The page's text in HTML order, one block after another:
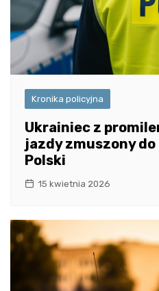
Kronika policyjna
Ukrainiec z
jazdy zmuszony
Polski
15 kwietnia 2026